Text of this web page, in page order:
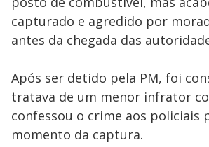
capturado e agredido por
antes da chegada das
Após ser detido pela PM, foi
tratava de um menor infrator
confessou o crime aos policiais
momento da captura.